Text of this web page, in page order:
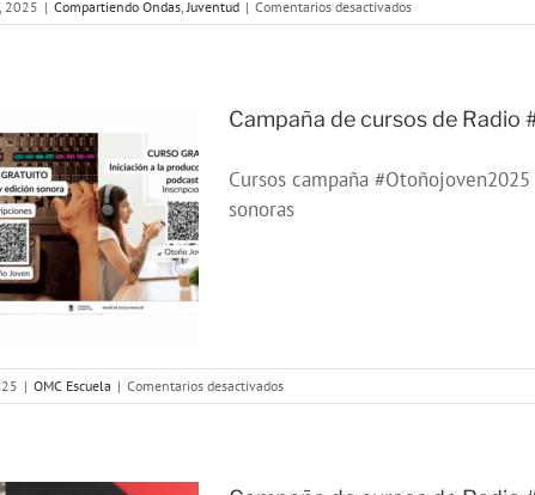
2025 | Compartiendo Ondas,Juventud | Comentarios desactivadosen
JORNADA
LA
LOS
Campaña de cursos de
Cursos campaña
sonoras
| OMC Escuela | Comentarios desactivadosen
Campaña